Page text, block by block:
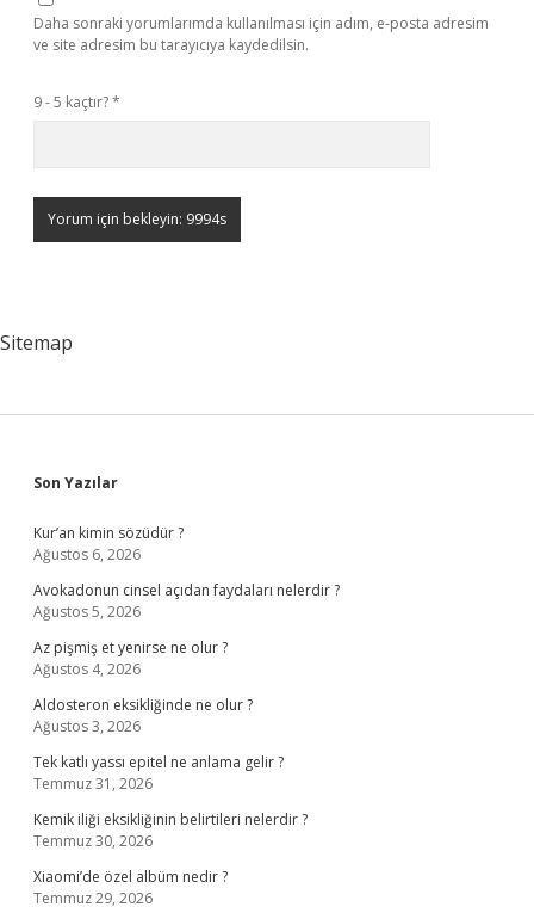
Daha sonraki yorumlarımda kullanılması için adım, e-posta adresim
ve site adresim bu tarayıcıya kaydedilsin.
9 - 5 kaçtır?*
Sitemap
Sidebar
Son Yazılar
Kur’an kimin sözüdür ?
Ağustos 6, 2026
Avokadonun cinsel açıdan faydaları nelerdir ?
Ağustos 5, 2026
Az pişmiş et yenirse ne olur ?
Ağustos 4, 2026
Aldosteron eksikliğinde ne olur ?
Ağustos 3, 2026
Tek katlı yassı epitel ne anlama gelir ?
Temmuz 31, 2026
Kemik iliği eksikliğinin belirtileri nelerdir ?
Temmuz 30, 2026
Xiaomi’de özel albüm nedir ?
Temmuz 29, 2026